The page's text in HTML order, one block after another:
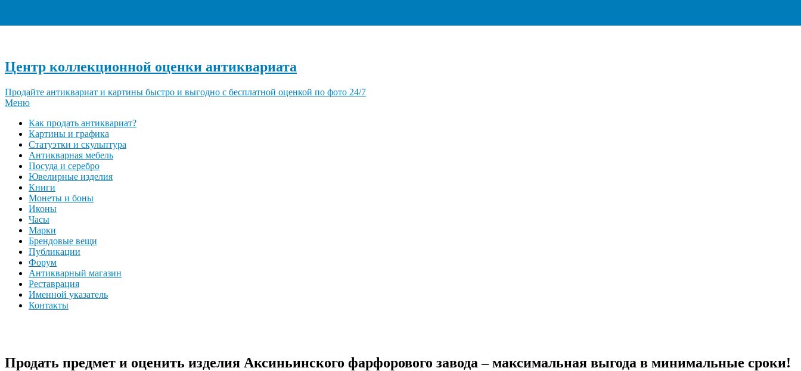
Центр коллекционной оценки антиквариата
Продайте антиквариат и картины быстро и выгодно с бесплатной оценкой по фото 24/7
Меню
Как продать антиквариат?
Картины и графика
Статуэтки и скульптура
Антикварная мебель
Посуда и серебро
Ювелирные изделия
Книги
Монеты и боны
Иконы
Часы
Марки
Брендовые вещи
Публикации
Форум
Антикварный магазин
Реставрация
Именной указатель
Контакты
Продать предмет и оценить изделия Аксиньинского фарфорового завода – максимальная выгода в минимальные сроки!